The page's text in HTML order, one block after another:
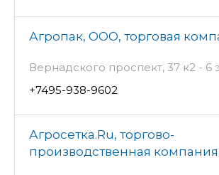
Агропак, ООО, торговая
Вернадского проспект, 37 к2 - 6
+7495-938-9602
Агросетка.Ru, торгово-
производственная компания